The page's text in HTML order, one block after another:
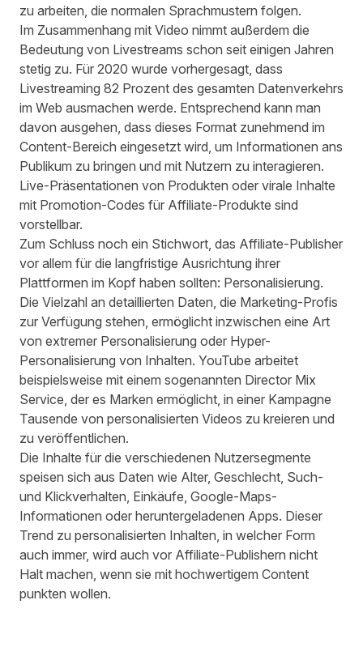
zu arbeiten, die normalen Sprachmustern folgen.
Im Zusammenhang mit Video nimmt außerdem die
Bedeutung von Livestreams schon seit einigen Jahren
stetig zu. Für 2020 wurde vorhergesagt, dass
Livestreaming 82 Prozent des gesamten Datenverkehrs
im Web ausmachen werde. Entsprechend kann man
davon ausgehen, dass dieses Format zunehmend im
Content-Bereich eingesetzt wird, um Informationen ans
Publikum zu bringen und mit Nutzern zu interagieren.
Live-Präsentationen von Produkten oder virale Inhalte
mit Promotion-Codes für Affiliate-Produkte sind
vorstellbar.
Zum Schluss noch ein Stichwort, das Affiliate-Publisher
vor allem für die langfristige Ausrichtung ihrer
Plattformen im Kopf haben sollten: Personalisierung.
Die Vielzahl an detaillierten Daten, die Marketing-Profis
zur Verfügung stehen, ermöglicht inzwischen eine Art
von extremer Personalisierung oder Hyper-
Personalisierung von Inhalten. YouTube arbeitet
beispielsweise mit einem sogenannten Director Mix
Service, der es Marken ermöglicht, in einer Kampagne
Tausende von personalisierten Videos zu kreieren und
zu veröffentlichen.
Die Inhalte für die verschiedenen Nutzersegmente
speisen sich aus Daten wie Alter, Geschlecht, Such-
und Klickverhalten, Einkäufe, Google-Maps-
Informationen oder heruntergeladenen Apps. Dieser
Trend zu personalisierten Inhalten, in welcher Form
auch immer, wird auch vor Affiliate-Publishern nicht
Halt machen, wenn sie mit hochwertigem Content
punkten wollen.